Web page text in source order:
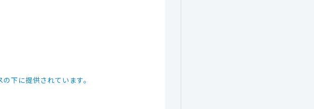
下に提供されています。